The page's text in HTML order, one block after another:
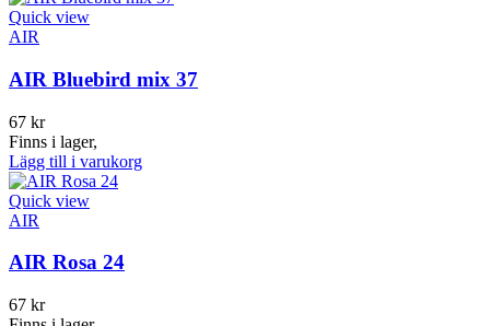
Quick view
AIR
AIR Bluebird mix 37
67 kr
Finns i lager,
Lägg till i varukorg
Quick view
AIR
AIR Rosa 24
67 kr